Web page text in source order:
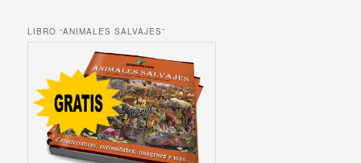
LIBRO “ANIMALES SALVAJES”